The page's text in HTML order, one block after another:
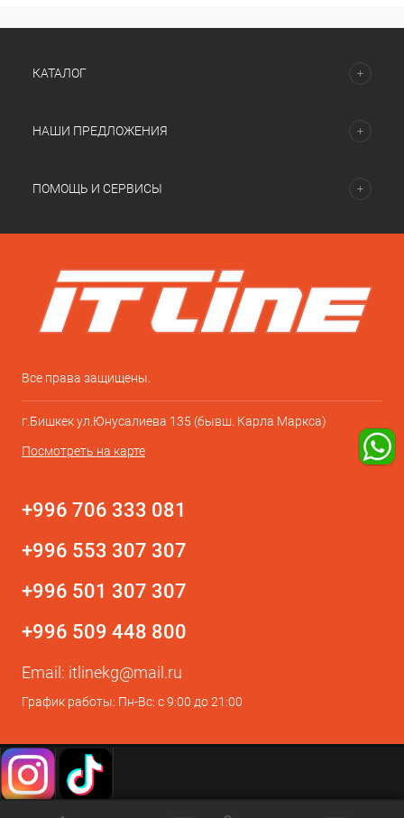
КАТАЛОГ
НАШИ ПРЕДЛОЖЕНИЯ
ПОМОЩЬ И СЕРВИСЫ
Все права защищены.
г.Бишкек ул.Юнусалиева 135 (бывш. Карла Маркса)
Посмотреть на карте
+996 706 333 081
+996 553 307 307
+996 501 307 307
+996 509 448 800
Email: itlinekg@mail.ru
График работы: Пн-Вс: с 9:00 до 21:00